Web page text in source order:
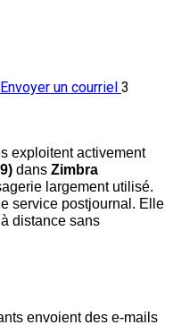
Envoyer un courriel 3
exploitent activement
dans Zimbra
largement utilisé.
service postjournal. Elle
distance sans
envoient des e-mails